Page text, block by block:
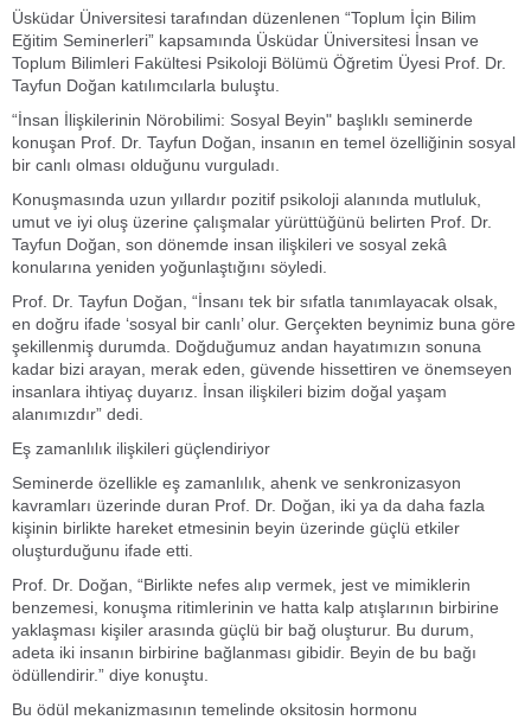
Üsküdar Üniversitesi tarafından düzenlenen “Toplum İçin Bilim
Eğitim Seminerleri” kapsamında Üsküdar Üniversitesi İnsan ve
Toplum Bilimleri Fakültesi Psikoloji Bölümü Öğretim Üyesi Prof. Dr.
Tayfun Doğan katılımcılarla buluştu.
“İnsan İlişkilerinin Nörobilimi: Sosyal Beyin" başlıklı seminerde
konuşan Prof. Dr. Tayfun Doğan, insanın en temel özelliğinin sosyal
bir canlı olması olduğunu vurguladı.
Konuşmasında uzun yıllardır pozitif psikoloji alanında mutluluk,
umut ve iyi oluş üzerine çalışmalar yürüttüğünü belirten Prof. Dr.
Tayfun Doğan, son dönemde insan ilişkileri ve sosyal zekâ
konularına yeniden yoğunlaştığını söyledi.
Prof. Dr. Tayfun Doğan, “İnsanı tek bir sıfatla tanımlayacak olsak,
en doğru ifade ‘sosyal bir canlı’ olur. Gerçekten beynimiz buna göre
şekillenmiş durumda. Doğduğumuz andan hayatımızın sonuna
kadar bizi arayan, merak eden, güvende hissettiren ve önemseyen
insanlara ihtiyaç duyarız. İnsan ilişkileri bizim doğal yaşam
alanımızdır” dedi.
Eş zamanlılık ilişkileri güçlendiriyor
Seminerde özellikle eş zamanlılık, ahenk ve senkronizasyon
kavramları üzerinde duran Prof. Dr. Doğan, iki ya da daha fazla
kişinin birlikte hareket etmesinin beyin üzerinde güçlü etkiler
oluşturduğunu ifade etti.
Prof. Dr. Doğan, “Birlikte nefes alıp vermek, jest ve mimiklerin
benzemesi, konuşma ritimlerinin ve hatta kalp atışlarının birbirine
yaklaşması kişiler arasında güçlü bir bağ oluşturur. Bu durum,
adeta iki insanın birbirine bağlanması gibidir. Beyin de bu bağı
ödüllendirir.” diye konuştu.
Bu ödül mekanizmasının temelinde oksitosin hormonu